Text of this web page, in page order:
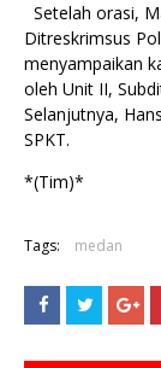
Setelah orasi,
Ditreskrimsus
menyampaikan
oleh Unit II,
Selanjutnya,
SPKT.
*(Tim)*
Tags: medan